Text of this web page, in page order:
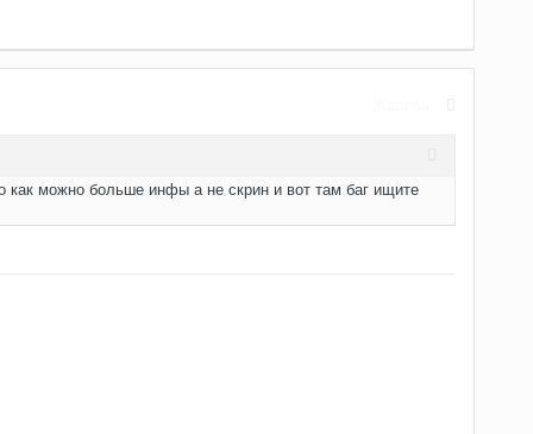
как можно больше инфы а не скрин и вот там баг ищите